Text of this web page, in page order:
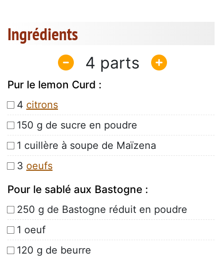
Ingrédients
4
Pur le lemon Curd :
4 citrons
150 g de sucre en poudre
1 cuillère à soupe de Maïzena
3 oeufs
Pour le sablé aux Bastogne :
250 g de Bastogne réduit en poudre
1 oeuf
120 g de beurre